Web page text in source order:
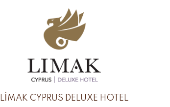
LİMAK CYPRUS DELUXE HOTEL